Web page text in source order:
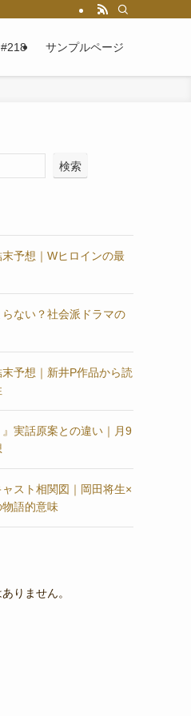
サンプルページ
検索
予想｜Wヒロインの最
らない？社会派ドラマの
末予想｜新井P作品から読
』実話原案との違い｜月9
ャスト相関図｜岡田将生×
語的意味
りません。